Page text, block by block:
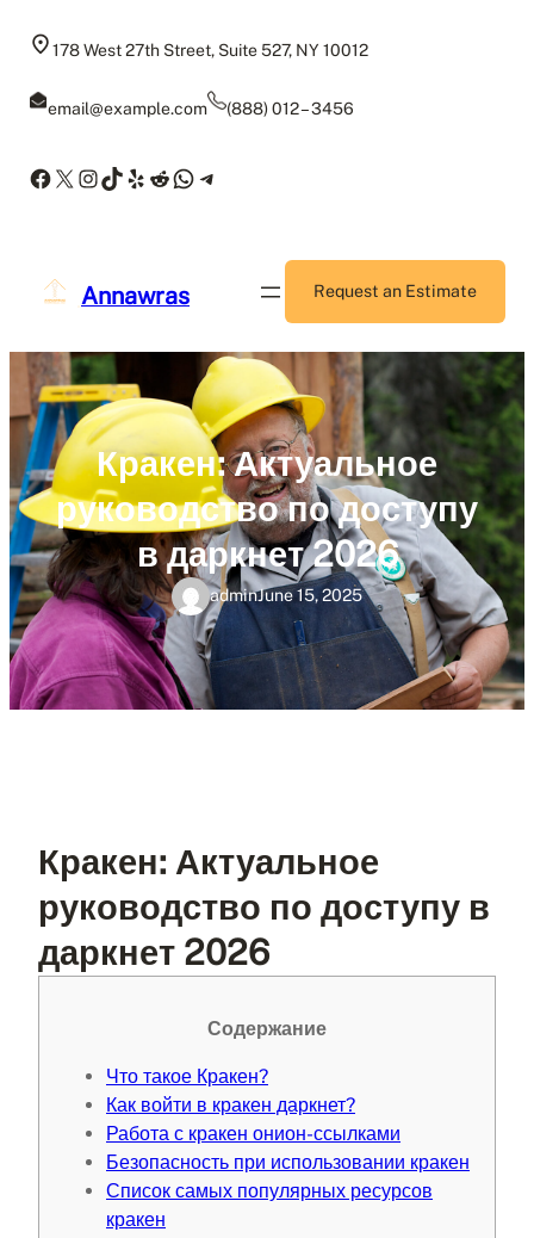
178 West 27th Street, Suite 527, NY 10012
email@example.com (888) 012 – 3456
Facebook
X Instagram
TikTok
Yelp
Reddit
WhatsApp
Telegram
Annawras Request an Estimate
Кракен: Актуальное
руководство по доступу
в даркнет 2026
adminJune 15, 2025
Кракен: Актуальное
руководство по доступу в
даркнет 2026
Содержание
Что такое Кракен?
Как войти в кракен даркнет?
Работа с кракен онион-ссылками
Безопасность при использовании кракен
Список самых популярных ресурсов
кракен